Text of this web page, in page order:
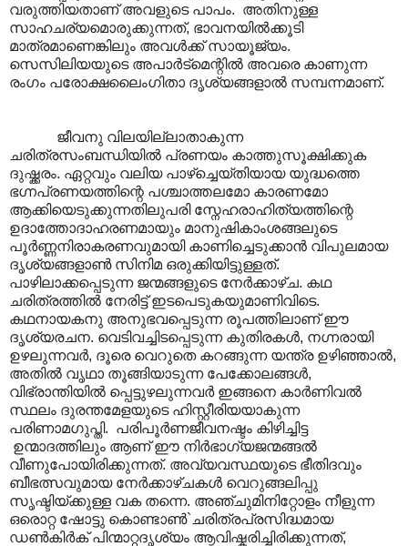
വരുത്തിയതാണ് അവളുടെ പാപം. അതിനുള്ള
സാഹചര്യമൊരുക്കുന്നത്, ഭാവനയിൽക്കൂടി
മാത്രമാണെങ്കിലും അവൾക്ക് സായൂജ്യം.
സെസിലിയയുടെ അപാർട്മെന്റിൽ അവരെ കാണുന്ന
രംഗം പരോ‍ക്ഷലൈംഗിതാ ദൃശ്യങ്ങളാൽ സമ്പന്നമാണ്.
ജീവനു വിലയില്ലാതാകുന്ന
ചരിത്രസംബന്ധിയിൽ പ്രണയം കാത്തുസൂക്ഷിക്കുക
ദുഷ്ക്കരം. ഏറ്റവും വലിയ പാഴ്ച്ചെയ്തിയായ യുദ്ധത്തെ
ഭഗ്നപ്രണയത്തിന്റെ പശ്ചാത്തലമോ കാരണമോ
ആക്കിയെടുക്കുന്നതിലുപരി സ്നേഹരാഹിത്യത്തിന്റെ
ഉദാത്തോദാഹരണമായും മാനുഷികാംശങ്ങലുടെ
പൂർണ്ണനിരാകരണവുമായി കാണിച്ചെടുക്കാൻ വിപുലമായ
ദൃശ്യങ്ങളാൺ സിനിമ ഒരുക്കിയിട്ടുള്ളത്.
പാഴിലാക്കപ്പെടുന്ന ജന്മങ്ങളുടെ നേർക്കാഴ്ച. കഥ
ചരിത്രത്തിൽ നേരിട്ട് ഇടപെടുകയുമാണിവിടെ.
കഥനായകനു അനുഭവപ്പെടുന്ന രൂപത്തിലാണ് ഈ
ദൃശ്യരചന. വെടിവച്ചിടപ്പെടുന്ന കുതിരകൾ, നഗ്നരായി
ഉഴലുന്നവർ, ദൂരെ വെറുതെ കറങ്ങുന്ന യന്ത്ര ഉഴിഞ്ഞാൽ,
അതിൽ വൃഥാ തൂങ്ങിയാടുന്ന പേക്കോലങ്ങൾ,
വിഭ്രാന്തിയിൽ പ്പെട്ടുഴലുന്നവർ ഇങ്ങനെ കാർണിവൽ
സ്ഥലം ദുരന്തമേളയുടെ ഹിസ്റ്റീരിയയാകുന്ന
പരിണാമഗുപ്തി. പരിപൂർണജീവനഷ്ടം കിഴിച്ചിട്ട
ഉന്മാദത്തിലും ആണ് ഈ നിർഭാഗ്യജന്മങ്ങൽ
വീണുപോയിരിക്കുന്നത്. അവ്യവസ്ഥയുടെ ഭീതിദവും
ബീഭത്സവുമായ നേർക്കാഴ്ചകൾ വെറുങ്ങലിപ്പു
സൃഷ്ടിയ്ക്കുള്ള വക തന്നെ. അഞ്ചുമിനിറ്റോളം നീളുന്ന
ഒരൊറ്റ ഷോട്ടു കൊണ്ടാൺ`ചരിത്രപ്രസിദ്ധമായ
ഡൺകിർക് പിന്മാറ്റദൃശ്യം ആവിഷ്കരിച്ചിരിക്കുന്നത്,